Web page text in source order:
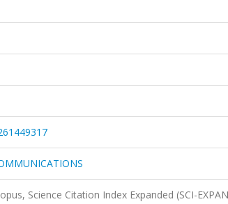
Science Citation Index Expanded (SCI-